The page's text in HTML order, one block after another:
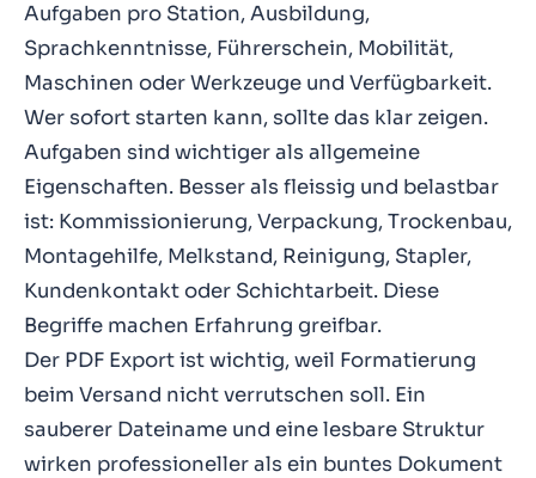
Aufgaben pro Station, Ausbildung,
Sprachkenntnisse, Führerschein, Mobilität,
Maschinen oder Werkzeuge und Verfügbarkeit.
Wer sofort starten kann, sollte das klar zeigen.
Aufgaben sind wichtiger als allgemeine
Eigenschaften. Besser als fleissig und belastbar
ist: Kommissionierung, Verpackung, Trockenbau,
Montagehilfe, Melkstand, Reinigung, Stapler,
Kundenkontakt oder Schichtarbeit. Diese
Begriffe machen Erfahrung greifbar.
Der PDF Export ist wichtig, weil Formatierung
beim Versand nicht verrutschen soll. Ein
sauberer Dateiname und eine lesbare Struktur
wirken professioneller als ein buntes Dokument